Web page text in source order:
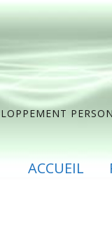
ACCUEIL